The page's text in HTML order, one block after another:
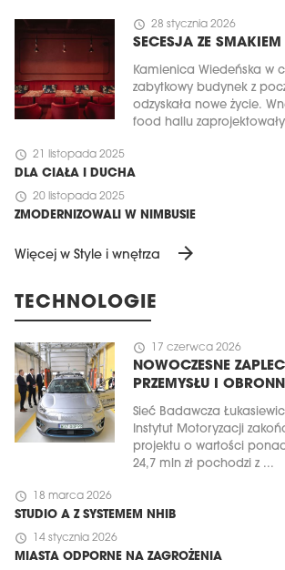
schedule 28 stycznia 2026
SECESJA ZE SMAKIEM
Kamienica Wiedeńska w
zabytkowy budynek z
odzyskała nowe życie.
food hallu
schedule 21 listopada 2025
DLA CIAŁA I DUCHA
schedule 20 listopada 2025
ZMODERNIZOWALI W NIMBUSIE
Więcej w Style i wnętrza arrow_forward
TECHNOLOGIE
schedule 17 czerwca 2026
NOWOCZESNE
PRZEMYSŁU I
Sieć Badawcza
Instytut Motoryzacji
projektu o wartości ponad
24,7 mln zł pochodzi z ...
schedule 18 marca 2026
STUDIO A Z SYSTEMEM NHIB
schedule 14 stycznia 2026
MIASTA ODPORNE NA ZAGROŻENIA